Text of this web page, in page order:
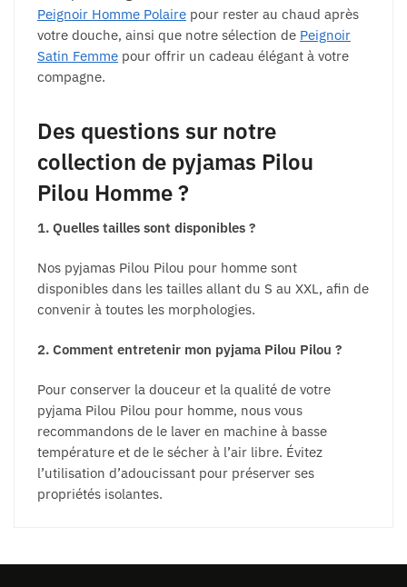
Peignoir Homme Polaire pour rester au chaud après
votre douche, ainsi que notre sélection de Peignoir
Satin Femme pour offrir un cadeau élégant à votre
compagne.
Des questions sur notre
collection de pyjamas Pilou
Pilou Homme ?
1. Quelles tailles sont disponibles ?
Nos pyjamas Pilou Pilou pour homme sont
disponibles dans les tailles allant du S au XXL, afin de
convenir à toutes les morphologies.
2. Comment entretenir mon pyjama Pilou Pilou ?
Pour conserver la douceur et la qualité de votre
pyjama Pilou Pilou pour homme, nous vous
recommandons de le laver en machine à basse
température et de le sécher à l’air libre. Évitez
l’utilisation d’adoucissant pour préserver ses
propriétés isolantes.